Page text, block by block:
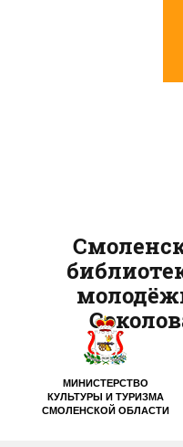
МИНИСТЕРСТВО
КУЛЬТУРЫ И ТУРИЗМА
СМОЛЕНСКОЙ ОБЛАСТИ